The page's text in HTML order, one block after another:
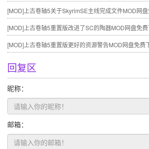
[MOD] 上古卷轴5关于SkyrimSE主线完成文件MOD网
[MOD] 上古卷轴5重置版改进了SC的陶器MOD网盘免
[MOD] 上古卷轴5重置版更好的资源警告MOD网盘免费
回复区
昵称：
邮箱：